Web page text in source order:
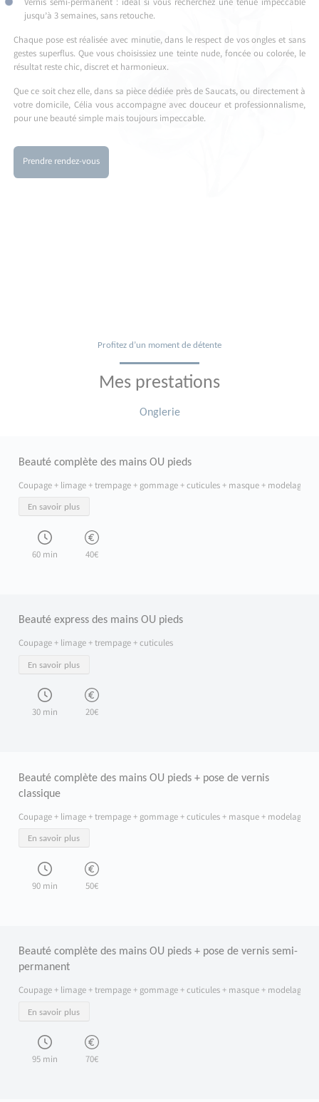
Vernis semi-permanent : idéal si vous recherchez une tenue impeccable
jusqu’à 3 semaines, sans retouche.
Chaque pose est réalisée avec minutie, dans le respect de vos ongles et sans
gestes superflus. Que vous choisissiez une teinte nude, foncée ou colorée, le
résultat reste chic, discret et harmonieux.
Que ce soit chez elle, dans sa pièce dédiée près de Saucats, ou directement à
votre domicile, Célia vous accompagne avec douceur et professionnalisme,
pour une beauté simple mais toujours impeccable.
Prendre rendez-vous
Profitez d’un moment de détente
Mes prestations
Onglerie
Beauté complète des mains OU pieds
Coupage + limage + trempage + gommage + cuticules + masque + modelage
Offrez à vos mains ou vos pieds un véritable moment de douceur et de
En savoir plus
60 min 40€
Beauté express des mains OU pieds
Coupage + limage + trempage + cuticules
La prestation débute par une coupe et un limage précis pour redonner une
Vos mains ou vos pieds sont immédiatement prêts pour une mise en couleur
Cette prestation ne se réalise pas seule : elle accompagne toujours une pose
En savoir plus
30 min 20€
Beauté complète des mains OU pieds + pose de vernis
classique
Coupage + limage + trempage + gommage + cuticules + masque + modelage +
En savoir plus
90 min 50€
Beauté complète des mains OU pieds + pose de vernis semi-
permanent
Coupage + limage + trempage + gommage + cuticules + masque + modelage +
En savoir plus
95 min 70€